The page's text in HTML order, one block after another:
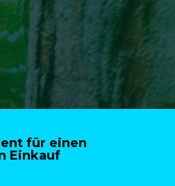
für einen
Einkauf